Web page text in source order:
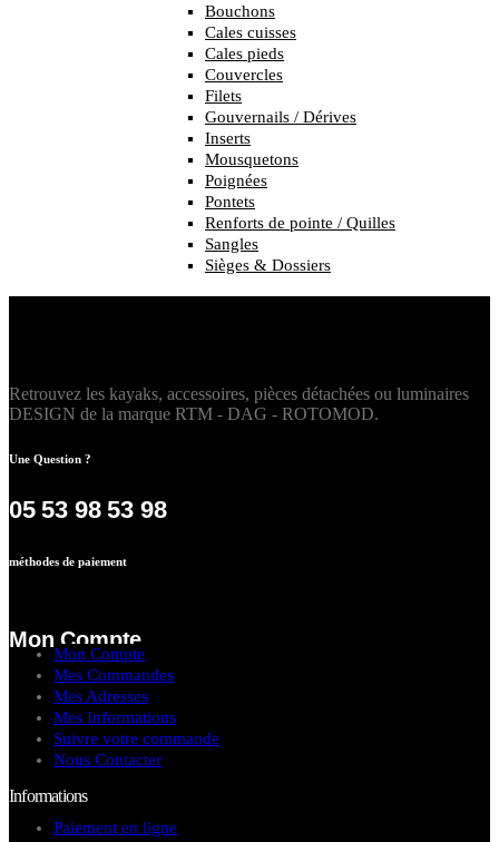
Bouchons
Cales cuisses
Cales pieds
Couvercles
Filets
Gouvernails / Dérives
Inserts
Mousquetons
Poignées
Pontets
Renforts de pointe / Quilles
Sangles
Sièges & Dossiers
Retrouvez les kayaks, accessoires, pièces détachées ou luminaires
DESIGN de la marque RTM - DAG - ROTOMOD.
Une Question ?
05 53 98 53 98
méthodes de paiement
Mon Compte
Mon Compte
Mes Commandes
Mes Adresses
Mes Informations
Suivre votre commande
Nous Contacter
Informations
Paiement en ligne